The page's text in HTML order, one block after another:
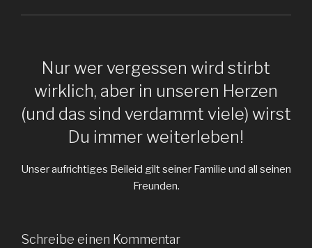
Nur wer vergessen wird stirbt
wirklich, aber in unseren Herzen
(und das sind verdammt viele) wirst
Du immer weiterleben!
Unser aufrichtiges Beileid gilt seiner Familie und all seinen
Freunden.
Schreibe einen Kommentar